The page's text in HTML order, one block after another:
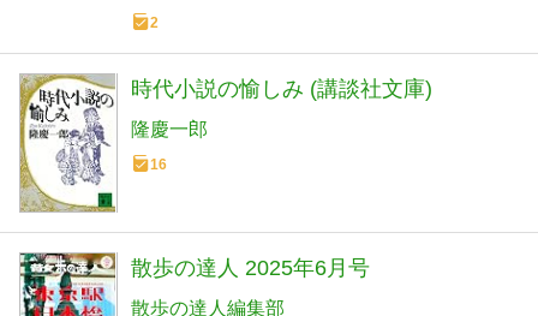
2
時代小説の愉しみ (講談社文庫)
隆慶一郎
16
散歩の達人 2025年6月号
散歩の達人編集部